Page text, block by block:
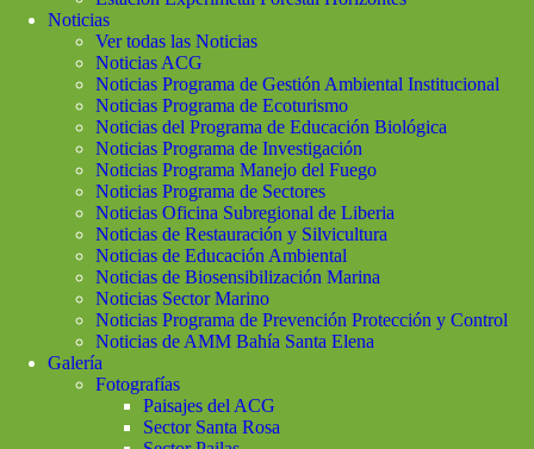
Noticias
Ver todas las Noticias
Noticias ACG
Noticias Programa de Gestión Ambiental Institucional
Noticias Programa de Ecoturismo
Noticias del Programa de Educación Biológica
Noticias Programa de Investigación
Noticias Programa Manejo del Fuego
Noticias Programa de Sectores
Noticias Oficina Subregional de Liberia
Noticias de Restauración y Silvicultura
Noticias de Educación Ambiental
Noticias de Biosensibilización Marina
Noticias Sector Marino
Noticias Programa de Prevención Protección y Control
Noticias de AMM Bahía Santa Elena
Galería
Fotografías
Paisajes del ACG
Sector Santa Rosa